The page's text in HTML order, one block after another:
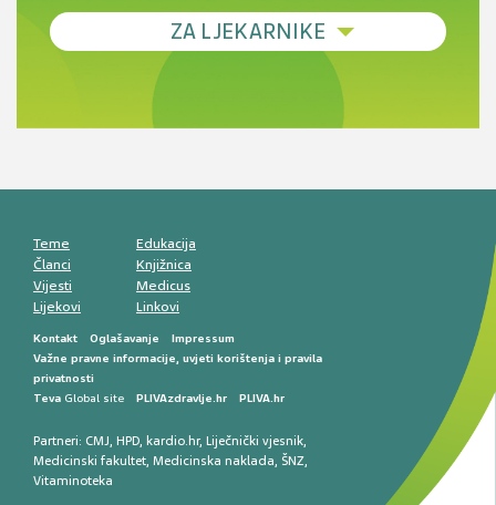
Debljina - od prevencije do personalizirane
Novi pogled na migrenu: komorbiditeti, spolne
razlike i nove terapije
smetnji do rane onkološke dijagnostike
ZA LJEKARNIKE
Antikoagulansi u ljekarničkoj praksi –
Teme
Članci
Vijesti
Lijekovi
Edukacija
Knjižnica
Medicus
Linkovi
Kontakt Oglašavanje
Impressum
Važne pravne informacije, uvjeti korištenja i pravila
privatnosti
Teva Global site PLIVAzdravlje.hr PLIVA.hr
Partneri: CMJ, HPD, kardio.hr, Liječnički vjesnik,
Medicinski fakultet, Medicinska naklada, ŠNZ,
Vitaminoteka